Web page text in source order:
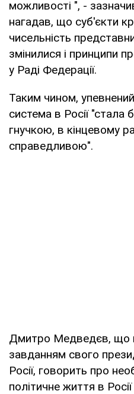
можливості ", -
нагадав, що суб'єкти
чисельність
змінилися і принципи
у Раді Федерації.
Таким чином,
система в Росії "стала
гнучкою, в кінцевому
справедливою".
Дмитро Медведєв, що
завданням свого
Росії, говорить про
політичне життя в